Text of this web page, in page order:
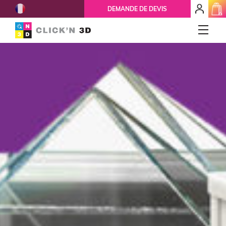
DEMANDE DE DEVIS
mon
espace
client
Qui-sommes-nous ?
Nos services
IMPRESSIONS 3D
Ils nous font confiance
French